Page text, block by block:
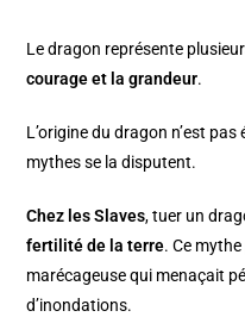
Le dragon représente
courage et la grandeur.
L’origine du dragon n’est
mythes se la disputent.
Chez les Slaves, tuer un
fertilité de la terre. Ce
marécageuse qui menaçait
d’inondations.